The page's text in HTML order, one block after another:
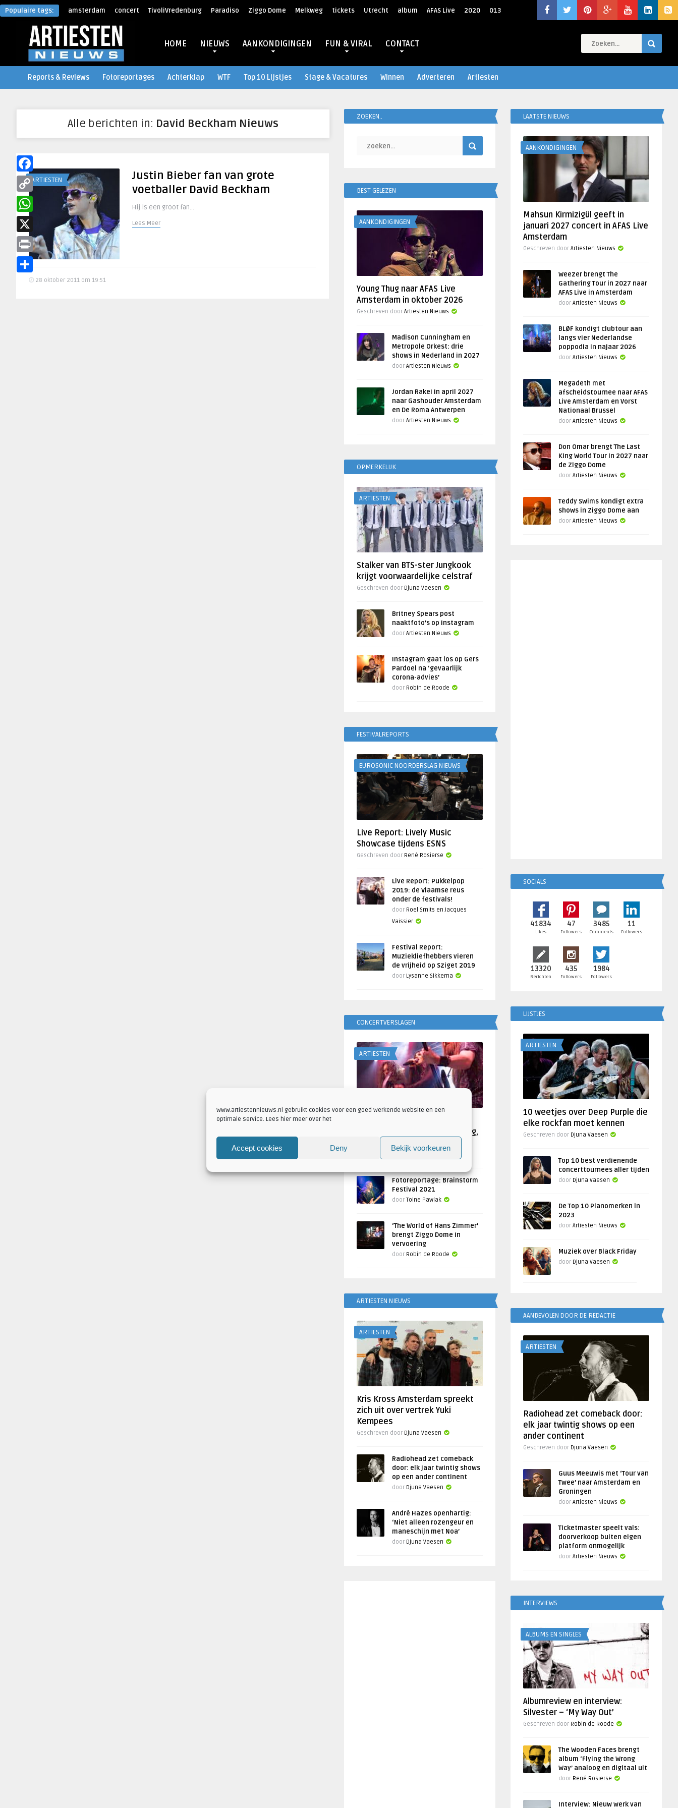
www.artiestennieuws.nl gebruikt cookies voor een goed werkende website en een
optimale service. Lees hier meer over het
Accept cookies Deny Bekijk voorkeuren
Populaire tags: amsterdam concert TivoliVredenburg Paradiso Ziggo Dome Melkweg tickets Utrecht album AFAS Live 2020 013
HOME NIEUWS AANKONDIGINGEN FUN & VIRAL CONTACT
Reports & Reviews Fotoreportages Achterklap WTF Top 10 Lijstjes Stage & Vacatures Winnen Adverteren Artiesten
Alle berichten in: David Beckham Nieuws
ARTIESTEN
Justin Bieber fan van grote
voetballer David Beckham
Hij is een groot fan...
Lees Meer
28 oktober 2011 om 19:51
ZOEKEN..
BEST GELEZEN
AANKONDIGINGEN
Young Thug naar AFAS Live
Amsterdam in oktober 2026
Geschreven door Artiesten Nieuws
Madison Cunningham en
Metropole Orkest: drie
shows in Nederland in 2027
door Artiesten Nieuws
Jordan Rakei in april 2027
naar Gashouder Amsterdam
en De Roma Antwerpen
door Artiesten Nieuws
OPMERKELIJK
ARTIESTEN
Stalker van BTS-ster Jungkook
krijgt voorwaardelijke celstraf
Geschreven door Djuna Vaesen
Britney Spears post
naaktfoto’s op Instagram
door Artiesten Nieuws
Instagram gaat los op Gers
Pardoel na ‘gevaarlijk
corona-advies’
door Robin de Roode
FESTIVALREPORTS
EUROSONIC NOORDERSLAG NIEUWS
Live Report: Lively Music
Showcase tijdens ESNS
Geschreven door René Rosierse
Live Report: Pukkelpop
2019: de Vlaamse reus
onder de festivals!
door Roel Smits en Jacques
Vaissier
Festival Report:
Muziekliefhebbers vieren
de vrijheid op Sziget 2019
door Lysanne Sikkema
CONCERTVERSLAGEN
ARTIESTEN
Atlantis en Xandria in De Helling,
Toine Pawlak
Fotoreportage: Brainstorm
Festival 2021
door Toine Pawlak
‘The World of Hans Zimmer’
brengt Ziggo Dome in
vervoering
door Robin de Roode
ARTIESTEN NIEUWS
ARTIESTEN
Kris Kross Amsterdam spreekt
zich uit over vertrek Yuki
Kempees
Geschreven door Djuna Vaesen
Radiohead zet comeback
door: elk jaar twintig shows
op een ander continent
door Djuna Vaesen
André Hazes openhartig:
‘Niet alleen rozengeur en
maneschijn met Noa’
door Djuna Vaesen
LAATSTE NIEUWS
AANKONDIGINGEN
Mahsun Kirmizigül geeft in
januari 2027 concert in AFAS Live
Amsterdam
Geschreven door Artiesten Nieuws
Weezer brengt The
Gathering Tour in 2027 naar
AFAS Live in Amsterdam
door Artiesten Nieuws
BLØF kondigt clubtour aan
langs vier Nederlandse
poppodia in najaar 2026
door Artiesten Nieuws
Megadeth met
afscheidstournee naar AFAS
Live Amsterdam en Vorst
Nationaal Brussel
door Artiesten Nieuws
Don Omar brengt The Last
King World Tour in 2027 naar
de Ziggo Dome
door Artiesten Nieuws
Teddy Swims kondigt extra
shows in Ziggo Dome aan
door Artiesten Nieuws
SOCIALS
41834
Likes
47
Followers
3485
Comments
11
Followers
13320
Berichten
435
Followers
1984
Followers
LIJSTJES
ARTIESTEN
10 weetjes over Deep Purple die
elke rockfan moet kennen
Geschreven door Djuna Vaesen
Top 10 best verdienende
concerttournees aller tijden
door Djuna Vaesen
De Top 10 Pianomerken in
2023
door Artiesten Nieuws
Muziek over Black Friday
door Djuna Vaesen
AANBEVOLEN DOOR DE REDACTIE
ARTIESTEN
Radiohead zet comeback door:
elk jaar twintig shows op een
ander continent
Geschreven door Djuna Vaesen
Guus Meeuwis met ‘Tour van
Twee’ naar Amsterdam en
Groningen
door Artiesten Nieuws
Ticketmaster speelt vals:
doorverkoop buiten eigen
platform onmogelijk
door Artiesten Nieuws
INTERVIEWS
ALBUMS EN SINGLES
Albumreview en interview:
Silvester – ‘My Way Out’
Geschreven door Robin de Roode
The Wooden Faces brengt
album ‘Flying the Wrong
Way’ analoog en digitaal uit
door René Rosierse
Interview: Nieuw werk van
Facebook
Copy
Link
WhatsApp
X
Print
Delen